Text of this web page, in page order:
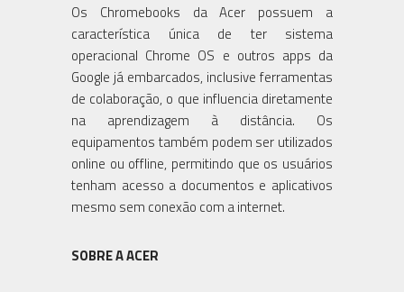
Os Chromebooks da Acer possuem a
característica única de ter sistema
operacional Chrome OS e outros apps da
Google já embarcados, inclusive ferramentas
de colaboração, o que influencia diretamente
na aprendizagem à distância. Os
equipamentos também podem ser utilizados
online ou offline, permitindo que os usuários
tenham acesso a documentos e aplicativos
mesmo sem conexão com a internet.
SOBRE A ACER